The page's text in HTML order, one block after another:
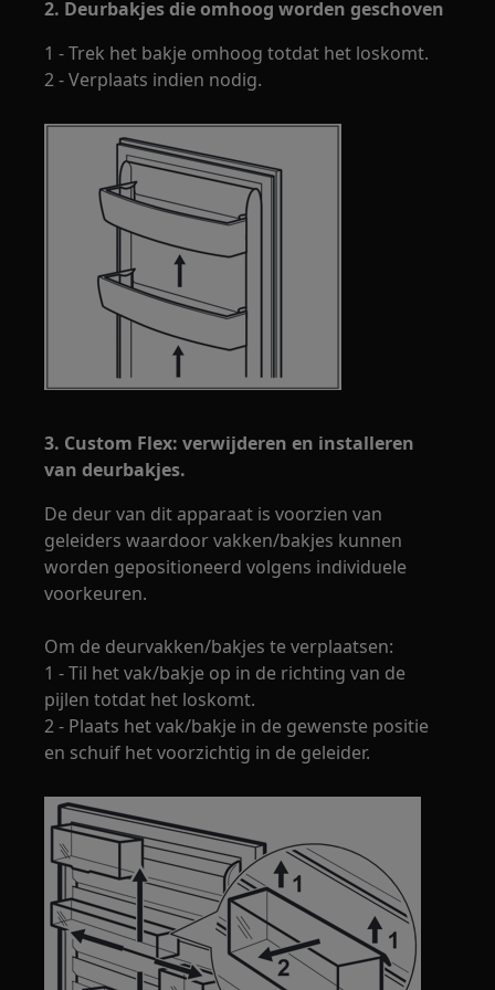
2. Deurbakjes die omhoog worden geschoven
1 - Trek het bakje omhoog totdat het loskomt.
2 - Verplaats indien nodig.
3. Custom Flex: verwijderen en installeren
van deurbakjes.
De deur van dit apparaat is voorzien van
geleiders waardoor vakken/bakjes kunnen
worden gepositioneerd volgens individuele
voorkeuren.
Om de deurvakken/bakjes te verplaatsen:
1 - Til het vak/bakje op in de richting van de
pijlen totdat het loskomt.
2 - Plaats het vak/bakje in de gewenste positie
en schuif het voorzichtig in de geleider.